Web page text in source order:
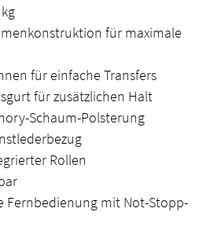
für maximale
für einfache Transfers
für zusätzlichen Halt
Schaum-Polsterung
Rollen
Fernbedienung mit Not-Stopp-